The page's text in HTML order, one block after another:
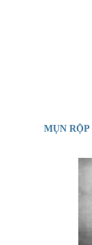
MỤN